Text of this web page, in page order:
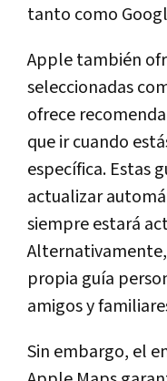
tanto como
Apple también
seleccionadas
ofrece
que ir cuando
específica. Estas
actualizar
siempre estará
propia guía
amigos y
Sin embargo, el